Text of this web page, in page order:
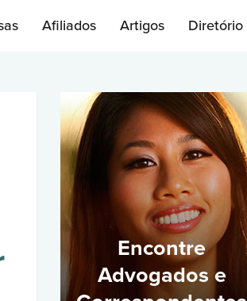
Afiliados Artigos Diretório
Encontre
Advogados e